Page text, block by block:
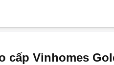
cấp Vinhomes